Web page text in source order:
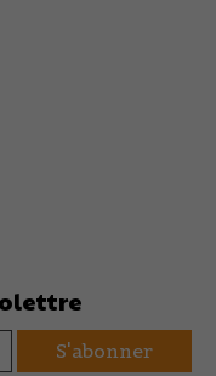
S'abonner